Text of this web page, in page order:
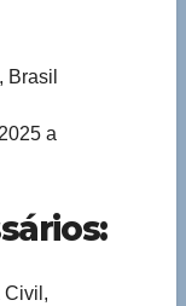
Brasil
a
Civil,